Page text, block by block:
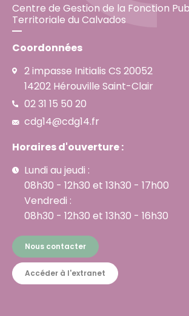
Centre de Gestion de la Fonction
Territoriale du Calvados
Coordonnées
2 impasse Initialis CS 20052
14202 Hérouville Saint-Clair
02 31 15 50 20
cdg14@cdg14.fr
Horaires d'ouverture :
Lundi au jeudi :
08h30 - 12h30 et 13h30 - 17h00
Vendredi :
08h30 - 12h30 et 13h30 - 16h30
Nous contacter
Accéder à l'extranet